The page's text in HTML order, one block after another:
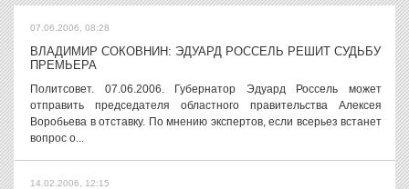
07.06.2006, 08:28
ВЛАДИМИР СОКОВНИН: ЭДУАРД РОССЕЛЬ РЕШИТ СУДЬБУ
ПРЕМЬЕРА
Политсовет. 07.06.2006. Губернатор Эдуард Россель может
отправить председателя областного правительства Алексея
Воробьева в отставку. По мнению экспертов, если всерьез встанет
вопрос о...
14.02.2006, 12:15